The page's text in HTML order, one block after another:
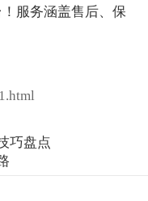
巧盘点